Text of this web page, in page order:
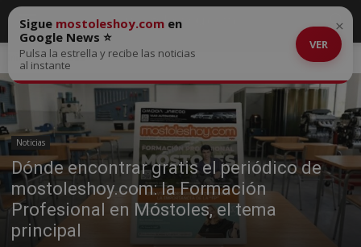
Inicio Noticias
Noticias
Dónde encontrar gratis el periódico de
mostoleshoy.com: la Formación
Profesional en Móstoles, el tema
principal
Sigue mostoleshoy.com en
Google News ⭐
Pulsa la estrella y recibe las noticias
al instante
VER
×